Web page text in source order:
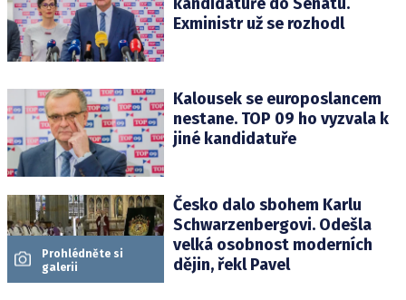
Exministr už se rozhodl
Kalousek se europoslancem
nestane. TOP 09 ho vyzvala k
jiné kandidatuře
Prohlédněte si
galerii
Česko dalo sbohem Karlu
Schwarzenbergovi. Odešla
velká osobnost moderních
dějin, řekl Pavel